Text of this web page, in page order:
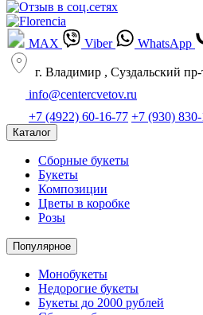
MAX Viber WhatsApp
г. Владимир , Суздальский пр-
info@centercvetov.ru
+7 (4922) 60-16-77 +7 (930)
Каталог
Сборные букеты
Букеты
Композиции
Цветы в коробке
Розы
Популярное
Монобукеты
Недорогие букеты
Букеты до 2000 рублей